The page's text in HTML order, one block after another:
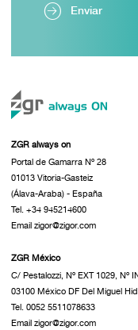
Enviar
ZGR always on
Portal de Gamarra Nº 28
01013 Vitoria-Gasteiz
(Álava-Araba) - España
Tel. +34 945214600
Email zigor@zigor.com
ZGR México
C/ Pestalozzi, Nº EXT 1029, Nº
03100 México DF Del Miguel
Tel. 0052 5511078633
Email zigor@zigor.com